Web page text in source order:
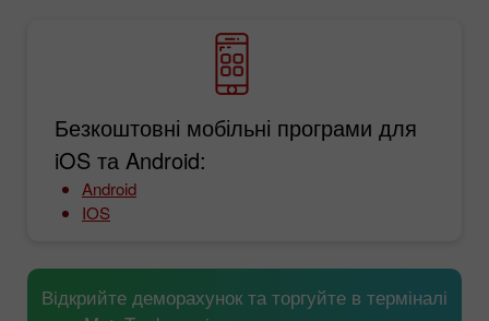
Безкоштовні мобільні програми для
iOS та Android:
Android
IOS
Відкрийте деморахунок та торгуйте в терміналі